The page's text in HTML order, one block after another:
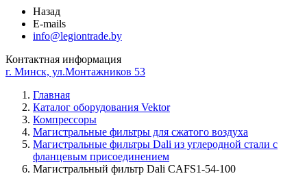
Назад
E-mails
info@legiontrade.by
Контактная информация
г. Минск, ул.Монтажников 53
Главная
Каталог оборудования Vektor
Компрессоры
Магистральные фильтры для сжатого воздуха
Магистральные фильтры Dali из углеродной стали с
фланцевым присоединением
Магистральный фильтр Dali CAFS1-54-100